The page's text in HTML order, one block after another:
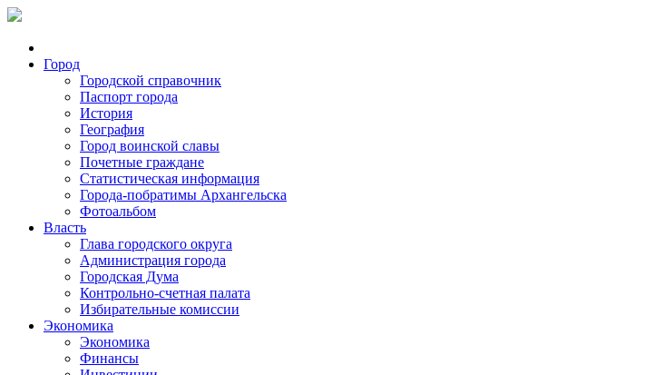
Город
Городской справочник
Паспорт города
История
География
Город воинской славы
Почетные граждане
Статистическая информация
Города-побратимы Архангельска
Фотоальбом
Власть
Глава городского округа
Администрация города
Городская Дума
Контрольно-счетная палата
Избирательные комиссии
Экономика
Экономика
Финансы